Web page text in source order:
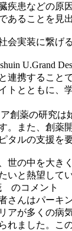
疾患などの原
あることを見
会実装に繋げ
U.Grand
連携すること
トとともに、
創薬の研究
。また、創薬
タルの支援を
世の中を大き
いと熱望してい
のコメント
さんはパーキ
アが多くの病
れました。こ